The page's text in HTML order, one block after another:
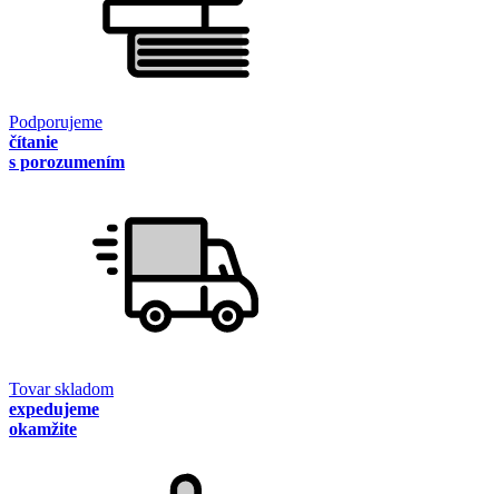
Podporujeme
čítanie
s porozumením
Tovar skladom
expedujeme
okamžite